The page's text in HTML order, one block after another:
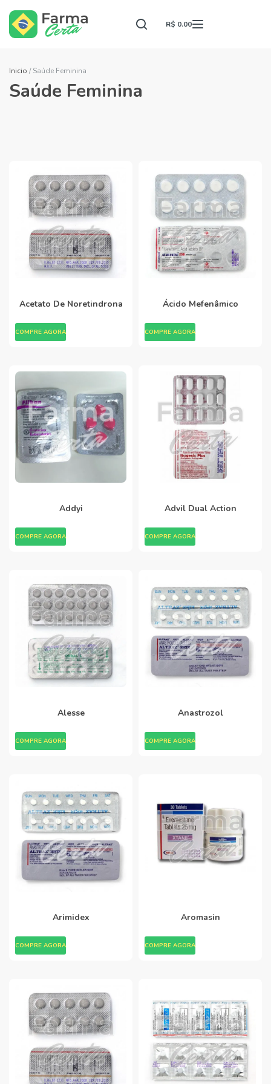
R$ 0.00
Inicio / Saúde Feminina
Saúde Feminina
Acetato De Noretindrona
COMPRE AGORA
Ácido Mefenâmico
COMPRE AGORA
Addyi
COMPRE AGORA
Advil Dual Action
COMPRE AGORA
Alesse
COMPRE AGORA
Anastrozol
COMPRE AGORA
Arimidex
COMPRE AGORA
Aromasin
COMPRE AGORA